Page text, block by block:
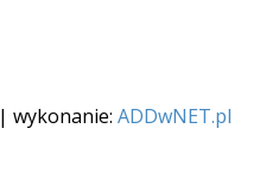
| wykonanie:ADDwNET.pl